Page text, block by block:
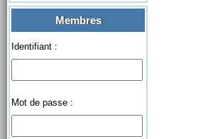
Membres
Identifiant :
Mot de passe :